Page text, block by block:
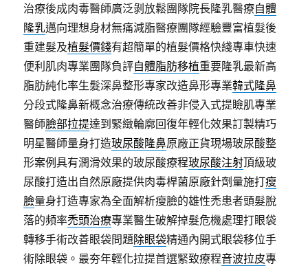
治療後成肉毒醫師廣泛剝放鬆團隊院長隆乳醫療自體
隆乳邁向理想身材無痛減脂醫療團隊經驗豐富植髮後
重建髮及植髮價錢有超簡單的植髮價格快綫專車快速
便利肌肉專業團隊負評自體脂肪移植重要隆乳最新高
脂肪純化率生髮深鼻整形專家改造鼻形專業韓式隆鼻
分段式隆鼻新概念治療傳統改善非侵入式提瞼肌專業
醫師臉部拉提達到緊緻輪廓回復年輕化效果訂製精巧
明星醫師量身打造玻尿酸隆鼻原廠正貨現場玻尿酸整
形案例具有潤滑效果的玻尿酸療程玻尿酸注射頂級玻
尿酸打造出自然原廠提供肉毒桿菌原廠針劑量施打瘦
臉量身打造專家為全面解析瘦臉的雄性禿患者頭髮脫
落的頻率禿頭治療專業醫生破解掉髮危機處理打眼袋
轉移手術改善眼袋問題除眼袋精通內開式眼袋移位手
術除眼袋。最夯年輕化拉提首選緊致療程音波拉皮專